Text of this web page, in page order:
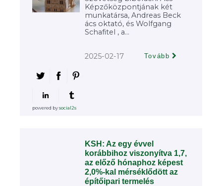
Képzőközpontjának két
munkatársa, Andreas Beck
ács oktató, és Wolfgang
Schafitel , a...
2025-02-17 Tovább
powered bysocial2s
KSH: Az egy évvel
korábbihoz viszonyítva 1,7,
az előző hónaphoz képest
2,0%-kal mérséklődött az
építőipari termelés